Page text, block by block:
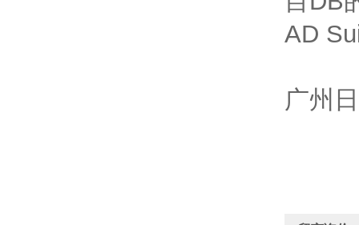
AD
广州